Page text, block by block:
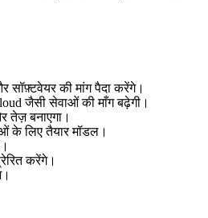
सॉफ़्टवेयर की मांग पैदा करेंगे।
जैसी सेवाओं की माँग बढ़ेगी।
तेज़ बनाएगा।
के लिए तैयार मॉडल।
करेंगे।